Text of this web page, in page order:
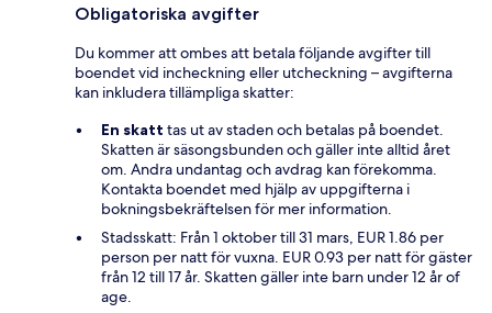
Obligatoriska avgifter
Du kommer att ombes att betala följande avgifter till
boendet vid incheckning eller utcheckning – avgifterna
kan inkludera tillämpliga skatter:
En skatt tas ut av staden och betalas på boendet.
Skatten är säsongsbunden och gäller inte alltid året
om. Andra undantag och avdrag kan förekomma.
Kontakta boendet med hjälp av uppgifterna i
bokningsbekräftelsen för mer information.
Stadsskatt: Från 1 oktober till 31 mars, EUR 1.86 per
person per natt för vuxna. EUR 0.93 per natt för gäster
från 12 till 17 år. Skatten gäller inte barn under 12 år of
age.